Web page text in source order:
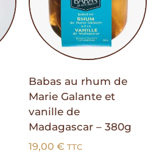
Babas au rhum de
Marie Galante et
vanille de
Madagascar – 380g
19,00 € TTC